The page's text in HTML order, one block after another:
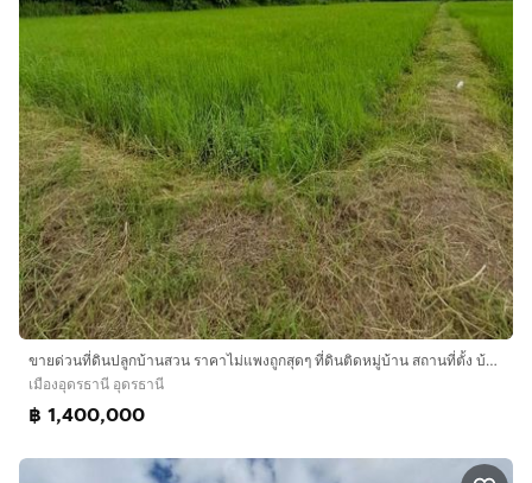
ขายด่วนที่ดินปลูกบ้านสวน ราคาไม่แพงถูกสุดๆ ที่ดินติดหมู่บ้าน สถานที่ตั้ง บ้านตาด ตำบล บ้านตาด อำเภอเมืองอุดรธานี แผ่นดินธรรมแผ่นดินทอง ใกล้วัดป่าบ้านตาด1กิโลเมตรใกล้สนามบิล6กิโล
เมืองอุดรธานี อุดรธานี
฿ 1,400,000